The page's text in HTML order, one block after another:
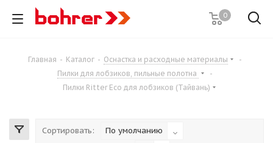
0
Главная - Каталог - Оснастка и расходные материалы
-
Пилки для лобзиков, пильные полотна
-
Пилки Ritter Eco для лобзиков (Тайвань)
Сортировать:
По умолчанию